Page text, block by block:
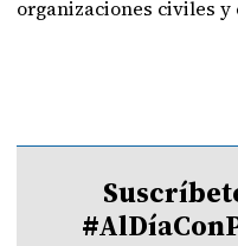
organizaciones civiles y